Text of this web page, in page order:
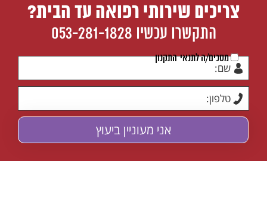
צריכים שירותי רפואה עד הבית?
התקשרו עכשיו 053-281-1828
מסכים/ה לתנאי התקנון
מסכים/ה לתנאי